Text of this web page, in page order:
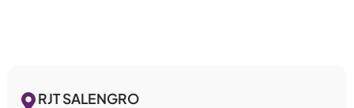
RJT SALENGRO